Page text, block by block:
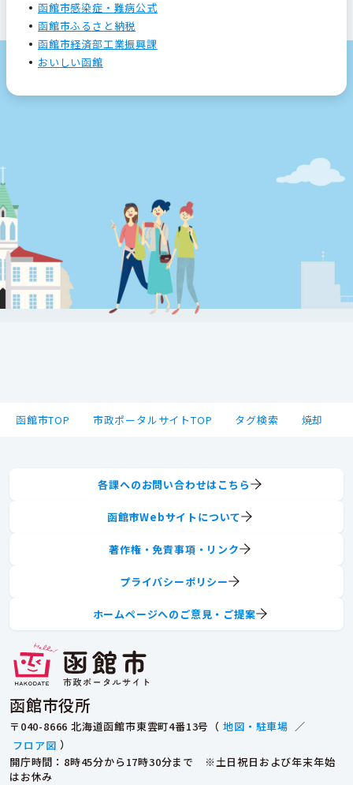
函館市感染症・難病公式
函館市ふるさと納税
函館市経済部工業振興課
おいしい函館
函館市TOP 市政ポータルサイトTOP タグ検索 焼却
函館市役所
〒040-8666 北海道函館市東雲町4番13号（ 地図・駐車場 ／
フロア図 ）
開庁時間：8時45分から17時30分まで ※土日祝日および年末年始
はお休み
各課へのお問い合わせはこちら
函館市Webサイトについて
著作権・免責事項・リンク
プライバシーポリシー
ホームページへのご意見・ご提案